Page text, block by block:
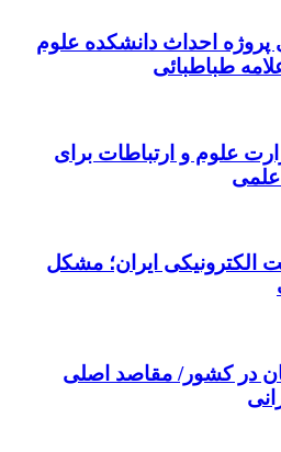
درصدی پروژه احداث دانشکده علوم
طباطبائی
علوم و ارتباطات برای
علمی
الکترونیکی ایران؛ مشکل
در کشور/ مقاصد اصلی